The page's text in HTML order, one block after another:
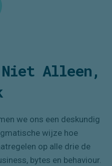
Niet Alleen,
we ons een deskundig
wijze hoe
op alle drie de
bytes en behaviour.